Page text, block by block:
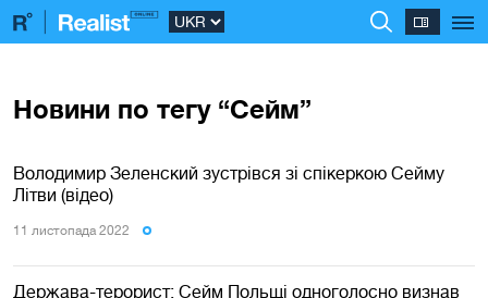
Новини по тегу “Сейм”
Володимир Зеленский зустрівся зі спікеркою Сейму
Літви (відео)
11 листопада 2022
Держава-терорист: Сейм Польщі одноголосно визнав